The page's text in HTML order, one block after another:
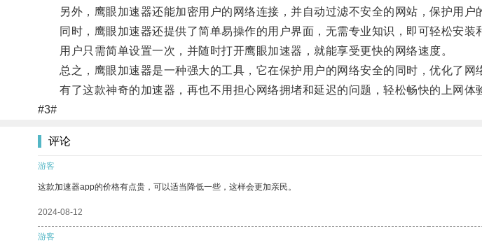
另外，鹰眼加速器还能加密用户的网络连接，并自动过滤不安全的网站，保护用户
同时，鹰眼加速器还提供了简单易操作的用户界面，无需专业知识，即可轻松安装
用户只需简单设置一次，并随时打开鹰眼加速器，就能享受更快的网络速度。
总之，鹰眼加速器是一种强大的工具，它在保护用户的网络安全的同时，优化了网
有了这款神奇的加速器，再也不用担心网络拥堵和延迟的问题，轻松畅快的上网体
#3#
评论
游客
这款加速器app的价格有点贵，可以适当降低一些，这样会更加亲民。
2024-08-12
游客